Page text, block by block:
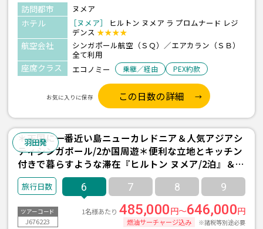
訪問都市 ヌメア
ホテル ［ヌメア］
ヒルトン ヌメア ラ プロムナード レジ
デンス ★★★★
航空会社
シンガポール航空（ＳＱ）／エアカラン（ＳＢ）
全て利用
座席クラス エコノミー 乗継／経由 PEX約款
お気に入りに保存 この日数の詳細
羽田発
＊天国に一番近い島ニューカレドニア＆人気アジアシ
ティシンガポール/2か国周遊＊便利な立地とキッチン
付きで暮らすような滞在『ヒルトン ヌメア/2泊』＆一
度は泊まってみたい『マリーナベイサンズ/1泊』宿泊
3泊6日間 【羽田発着/シンガポール航空＆エアカラン
6 7 8 9
ツアーコード
J676223
1名様あたり 485,000円～646,000円
燃油サーチャージ込み ※諸税等別途必要